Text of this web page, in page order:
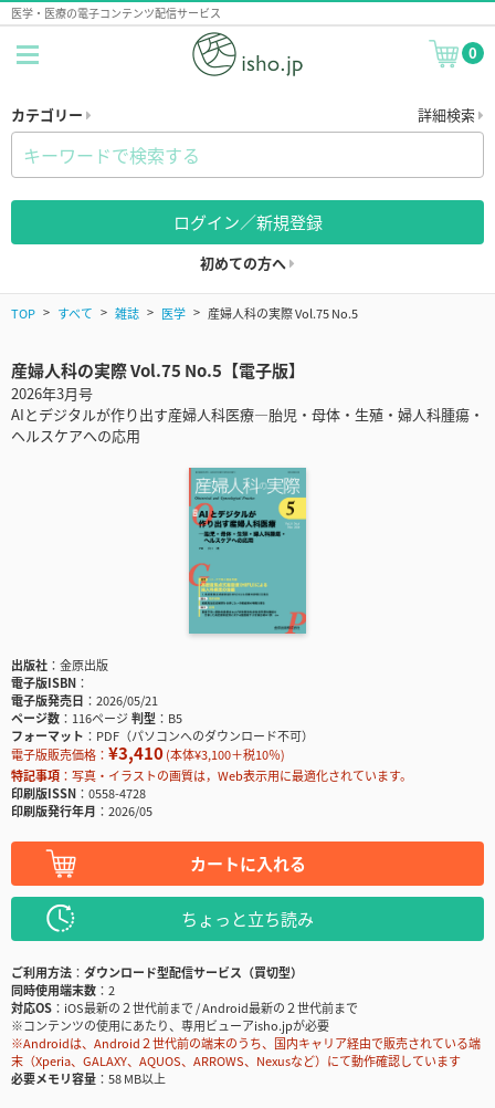
医学・医療の電子コンテンツ配信サービス
0
カテゴリー 詳細検索
ログイン／新規登録
初めての方へ
TOP すべて 雑誌 医学 産婦人科の実際 Vol.75 No.5
産婦人科の実際 Vol.75 No.5【電子版】
2026年3月号
AIとデジタルが作り出す産婦人科医療―胎児・母体・生殖・婦人科腫瘍・
ヘルスケアへの応用
出版社
金原出版
電子版ISBN
電子版発売日
2026/05/21
ページ数
116ページ判型
B5
フォーマット
PDF（パソコンへのダウンロード不可）
電子版販売価格： ¥3,410(本体¥3,100＋税10％)
特記事項
写真・イラストの画質は，Web表示用に最適化されています。
印刷版ISSN
0558-4728
印刷版発行年月
2026/05
カートに入れる
ちょっと立ち読み
ご利用方法
ダウンロード型配信サービス（買切型）
同時使用端末数
2
対応OS
iOS最新の２世代前まで / Android最新の２世代前まで
※コンテンツの使用にあたり、専用ビューアisho.jpが必要
※Androidは、Android２世代前の端末のうち、国内キャリア経由で販売されている端
末（Xperia、GALAXY、AQUOS、ARROWS、Nexusなど）にて動作確認しています
必要メモリ容量
58 MB以上